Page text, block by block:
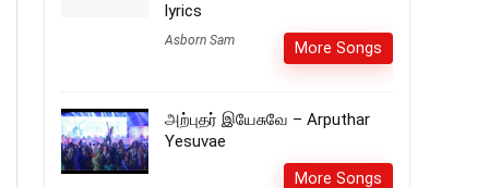
lyrics
Asborn Sam More Songs
அற்புதர் இயேசுவே – Arputhar
Yesuvae
More Songs